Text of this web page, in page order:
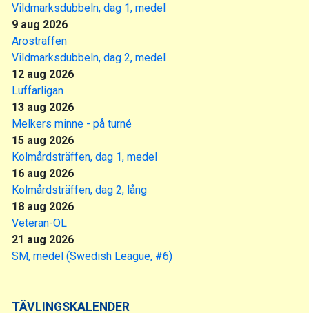
Vildmarksdubbeln, dag 1, medel
9 aug 2026
Arosträffen
Vildmarksdubbeln, dag 2, medel
12 aug 2026
Luffarligan
13 aug 2026
Melkers minne - på turné
15 aug 2026
Kolmårdsträffen, dag 1, medel
16 aug 2026
Kolmårdsträffen, dag 2, lång
18 aug 2026
Veteran-OL
21 aug 2026
SM, medel (Swedish League, #6)
TÄVLINGSKALENDER